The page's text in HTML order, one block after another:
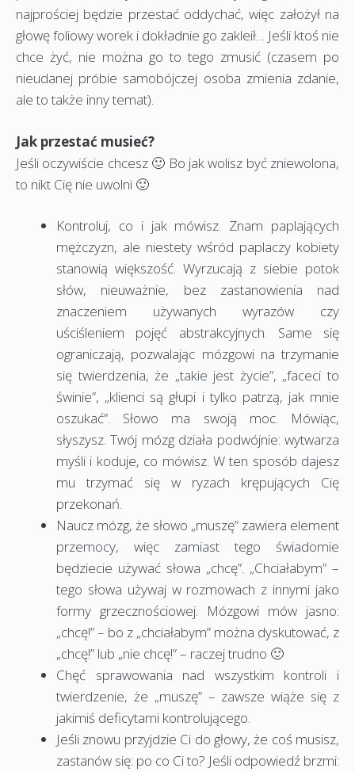
najprościej będzie przestać oddychać, więc założył na
głowę foliowy worek i dokładnie go zakleił… Jeśli ktoś nie
chce żyć, nie można go to tego zmusić (czasem po
nieudanej próbie samobójczej osoba zmienia zdanie,
ale to także inny temat).
Jak przestać musieć?
Jeśli oczywiście chcesz 🙂 Bo jak wolisz być zniewolona,
to nikt Cię nie uwolni 🙂
Kontroluj, co i jak mówisz. Znam paplających
mężczyzn, ale niestety wśród paplaczy kobiety
stanowią większość. Wyrzucają z siebie potok
słów, nieuważnie, bez zastanowienia nad
znaczeniem używanych wyrazów czy
uściśleniem pojęć abstrakcyjnych. Same się
ograniczają, pozwalając mózgowi na trzymanie
się twierdzenia, że „takie jest życie”, „faceci to
świnie”, „klienci są głupi i tylko patrzą, jak mnie
oszukać”. Słowo ma swoją moc. Mówiąc,
słyszysz. Twój mózg działa podwójnie: wytwarza
myśli i koduje, co mówisz. W ten sposób dajesz
mu trzymać się w ryzach krępujących Cię
przekonań.
Naucz mózg, że słowo „muszę” zawiera element
przemocy, więc zamiast tego świadomie
będziecie używać słowa „chcę”. „Chciałabym” –
tego słowa używaj w rozmowach z innymi jako
formy grzecznościowej. Mózgowi mów jasno:
„chcę!” – bo z „chciałabym” można dyskutować, z
„chcę!” lub „nie chcę!” – raczej trudno 🙂
Chęć sprawowania nad wszystkim kontroli i
twierdzenie, że „muszę” – zawsze wiąże się z
jakimiś deficytami kontrolującego.
Jeśli znowu przyjdzie Ci do głowy, że coś musisz,
zastanów się: po co Ci to? Jeśli odpowiedź brzmi: